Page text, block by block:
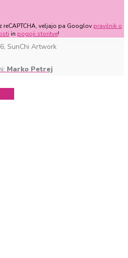
veljajo pa Googlov pravilnik o
in pogoji storitve!
SunChi Artwork
Marko Petrej